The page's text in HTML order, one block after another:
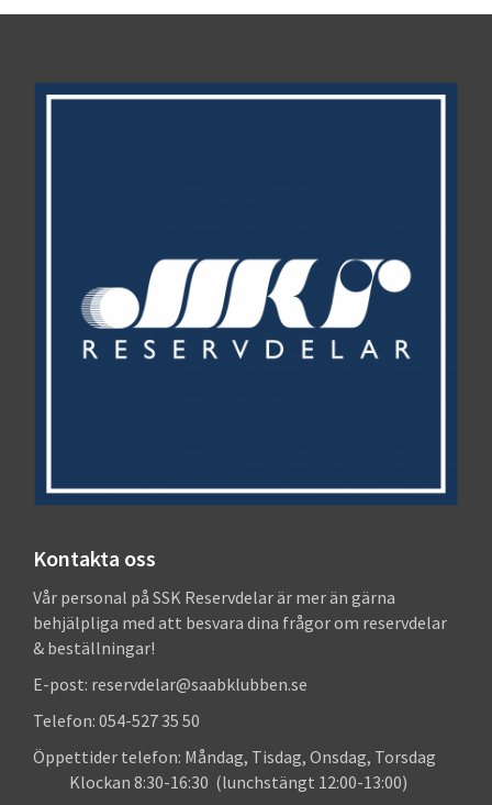
Kontakta oss
Vår personal på SSK Reservdelar är mer än gärna
behjälpliga med att besvara dina frågor om reservdelar
& beställningar!
E-post: reservdelar@saabklubben.se
Telefon: 054-527 35 50
Öppettider telefon: Måndag, Tisdag, Onsdag, Torsdag
Klockan 8:30-16:30 (lunchstängt 12:00-13:00)